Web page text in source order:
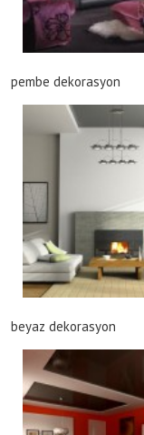
pembe dekorasyon
beyaz dekorasyon